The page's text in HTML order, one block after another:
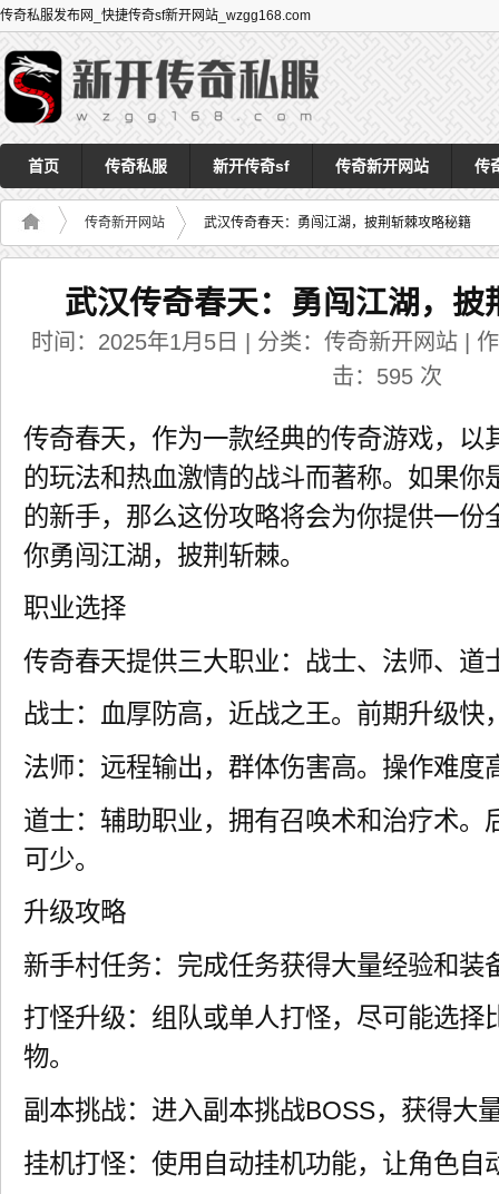
传奇私服发布网_快捷传奇sf新开网站_wzgg168.com
首页 传奇私服 新开传奇sf 传奇新开网站 传
传奇新开网站 武汉传奇春天：勇闯江湖，披荆斩棘攻略秘籍
武汉传奇春天：勇闯江湖，披
时间：2025年1月5日 | 分类：传奇新开网站 |
击： 595 次
传奇春天，作为一款经典的传奇游戏，以
的玩法和热血激情的战斗而著称。如果你
的新手，那么这份攻略将会为你提供一份
你勇闯江湖，披荆斩棘。
职业选择
传奇春天提供三大职业：战士、法师、道
战士：血厚防高，近战之王。前期升级快
法师：远程输出，群体伤害高。操作难度
道士：辅助职业，拥有召唤术和治疗术。
可少。
升级攻略
新手村任务：完成任务获得大量经验和装
打怪升级：组队或单人打怪，尽可能选择
物。
副本挑战：进入副本挑战BOSS，获得大
挂机打怪：使用自动挂机功能，让角色自